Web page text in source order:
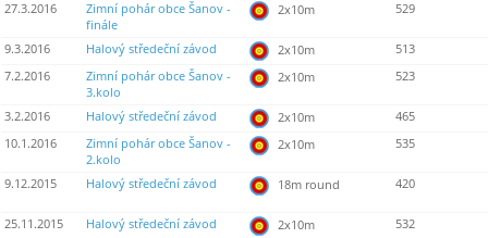
27.3.2016
Zimní pohár obce Šanov -
finále
2x10m 529
9.3.2016 Halový středeční závod 2x10m
513
7.2.2016
Zimní pohár obce Šanov -
3.kolo
2x10m 523
3.2.2016 Halový středeční závod 2x10m
465
10.1.2016
Zimní pohár obce Šanov -
2.kolo
2x10m 535
9.12.2015 Halový středeční závod 18m round 420
25.11.2015 Halový středeční závod 2x10m
532